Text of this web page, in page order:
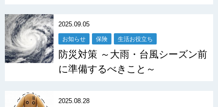
2025.09.05
お知らせ 保険 生活お役立ち
防災対策 ～大雨・台風シーズン前
に準備するべきこと～
2025.08.28